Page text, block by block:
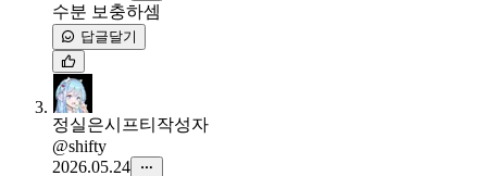
수분 보충하셈
답글달기
정실은시프티 작성자
@shifty
2026.05.24